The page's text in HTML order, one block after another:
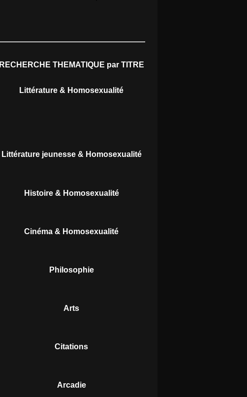
RECHERCHE THEMATIQUE par TITRE
Littérature & Homosexualité
Littérature jeunesse & Homosexualité
Histoire & Homosexualité
Cinéma & Homosexualité
Philosophie
Arts
Citations
Arcadie